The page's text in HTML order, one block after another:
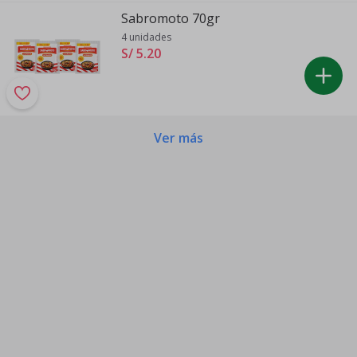
Sabromoto 70gr
4 unidades
S/ 5.20
Ver más